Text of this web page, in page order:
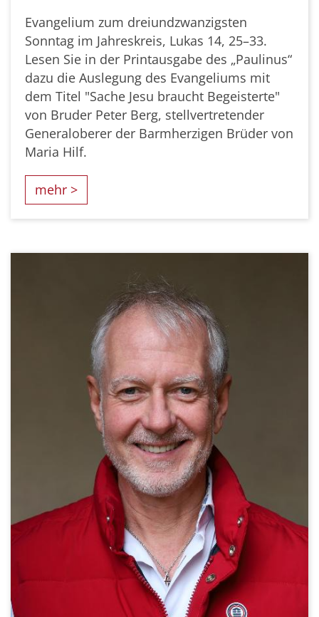
Evangelium zum dreiundzwanzigsten
Sonntag im Jahreskreis, Lukas 14, 25–33.
Lesen Sie in der Printausgabe des „Paulinus“
dazu die Auslegung des Evangeliums mit
dem Titel "Sache Jesu braucht Begeisterte"
von Bruder Peter Berg, stellvertretender
Generaloberer der Barmherzigen Brüder von
Maria Hilf.
mehr >